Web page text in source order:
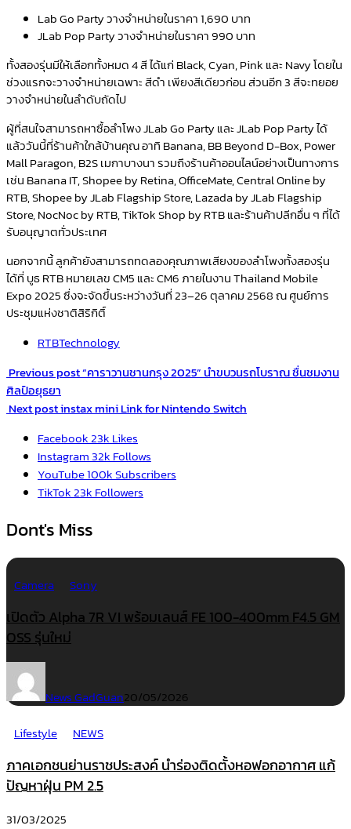
Lab Go Partyวางจำหน่ายในราคา1,690 บาท
JLab Pop Partyวางจำหน่ายในราคา990 บาท
ทั้งสองรุ่นมีให้เลือกทั้งหมด4สี ได้แก่ Black, Cyan, Pink และNavyโดยใน
ช่วงแรกจะวางจำหน่ายเฉพาะ สีดำ เพียงสีเดียวก่อน ส่วนอีก3สีจะทยอย
วางจำหน่ายในลำดับถัดไป
ผู้ที่สนใจสามารถหาซื้อลำโพงJLab Go PartyและJLab Pop Partyได้
แล้ววันนี้ที่ร้านค้าใกล้บ้านคุณ อาทิ Banana, BB Beyond D-Box, Power
Mall Paragon, B2Sเมกาบางนา รวมถึงร้านค้าออนไลน์อย่างเป็นทางการ
เช่น Banana IT, Shopee by Retina, OfficeMate, Central Online by
RTB, Shopee by JLab Flagship Store, Lazada by JLab Flagship
Store, NocNoc by RTB, TikTok Shop by RTBและร้านค้าปลีกอื่น ๆ ที่ได้
รับอนุญาตทั่วประเทศ
นอกจากนี้ ลูกค้ายังสามารถทดลองคุณภาพเสียงของลำโพงทั้งสองรุ่น
ได้ที่ บูธRTBหมายเลขCM5 และCM6 ภายในงานThailand Mobile
Expo2025 ซึ่งจะจัดขึ้นระหว่างวันที่ 23–26 ตุลาคม 2568 ณ ศูนย์การ
ประชุมแห่งชาติสิริกิติ์
RTBTechnology
Previous post“คาราวานชานกรุง 2025” นำขบวนรถโบราณ ชื่นชมงาน
ศิลป์อยุธยา
Next postinstax mini Link for Nintendo Switch
Facebook23k Likes
Instagram32k Follows
YouTube100kSubscribers
TikTok23k Followers
Dont's Miss
Camera Sony
เปิดตัว Alpha 7R VI พร้อมเลนส์ FE 100-400mm F4.5 GM
OSS รุ่นใหม่
News GadGuan20/05/2026
Lifestyle
NEWS
ภาคเอกชนย่านราชประสงค์ นำร่องติดตั้งหอฟอกอากาศ แก้
ปัญหาฝุ่น PM 2.5
31/03/2025